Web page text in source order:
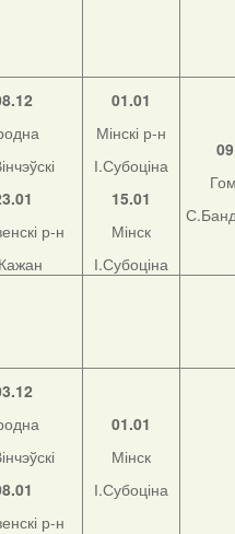
р-н
01.01
Мінскі р-н
І.Субоціна
15.01
Мінск
І.Субоціна
р-н
01.01
Мінск
І.Субоціна